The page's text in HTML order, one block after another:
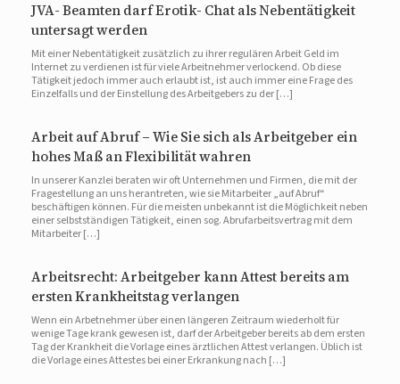
JVA- Beamten darf Erotik- Chat als Nebentätigkeit
untersagt werden
Mit einer Nebentätigkeit zusätzlich zu ihrer regulären Arbeit Geld im
Internet zu verdienen ist für viele Arbeitnehmer verlockend. Ob diese
Tätigkeit jedoch immer auch erlaubt ist, ist auch immer eine Frage des
Einzelfalls und der Einstellung des Arbeitgebers zu der […]
Arbeit auf Abruf – Wie Sie sich als Arbeitgeber ein
hohes Maß an Flexibilität wahren
In unserer Kanzlei beraten wir oft Unternehmen und Firmen, die mit der
Fragestellung an uns herantreten, wie sie Mitarbeiter „auf Abruf“
beschäftigen können. Für die meisten unbekannt ist die Möglichkeit neben
einer selbstständigen Tätigkeit, einen sog. Abrufarbeitsvertrag mit dem
Mitarbeiter […]
Arbeitsrecht: Arbeitgeber kann Attest bereits am
ersten Krankheitstag verlangen
Wenn ein Arbetnehmer über einen längeren Zeitraum wiederholt für
wenige Tage krank gewesen ist, darf der Arbeitgeber bereits ab dem ersten
Tag der Krankheit die Vorlage eines ärztlichen Attest verlangen. Üblich ist
die Vorlage eines Attestes bei einer Erkrankung nach […]